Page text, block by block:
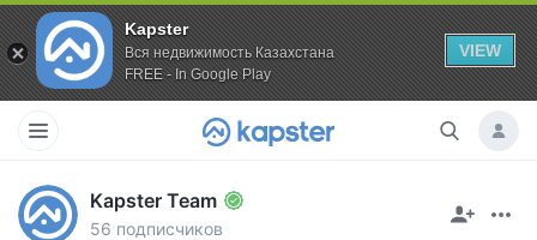
Kapster
Вся недвижимость Казахстана
FREE - In Google Play
VIEW
Kapster Team
56 подписчиков